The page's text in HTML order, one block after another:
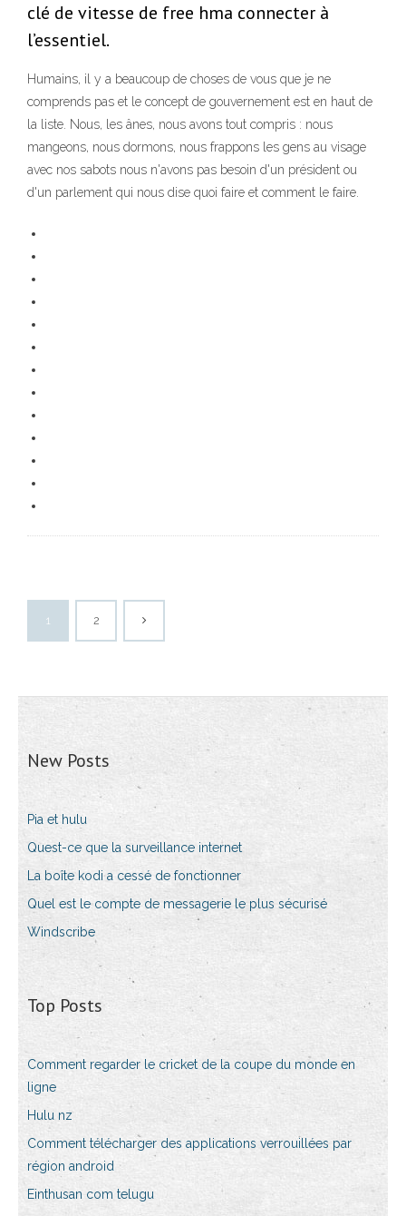
clé de vitesse de free hma connecter à
l’essentiel.
Humains, il y a beaucoup de choses de vous que je ne
comprends pas et le concept de gouvernement est en haut de
la liste. Nous, les ânes, nous avons tout compris : nous
mangeons, nous dormons, nous frappons les gens au visage
avec nos sabots nous n'avons pas besoin d'un président ou
d'un parlement qui nous dise quoi faire et comment le faire.
1 2
New Posts
Pia et hulu
Quest-ce que la surveillance internet
La boîte kodi a cessé de fonctionner
Quel est le compte de messagerie le plus sécurisé
Windscribe
Top Posts
Comment regarder le cricket de la coupe du monde en
ligne
Hulu nz
Comment télécharger des applications verrouillées par
région android
Einthusan com telugu